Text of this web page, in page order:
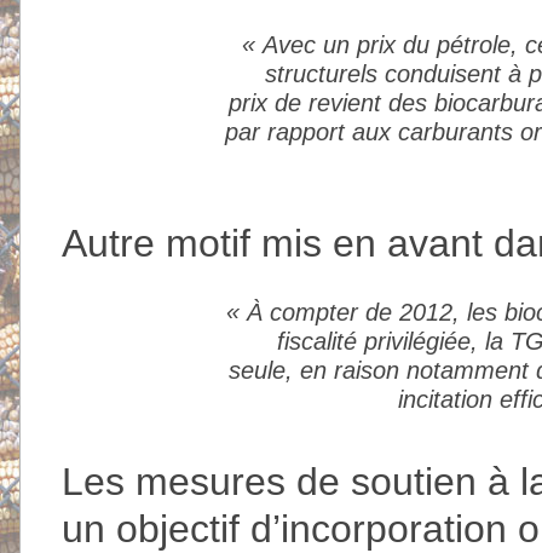
«Avec un prix du pétrole,
structurels conduisent à
prix de revient des
par rapport aux carburants
Autre motif mis en avant
«À compter de 2012, les
fiscalité privilégiée, la
seule, en raison notamment
incitation
Les mesures de soutien à
un objectif d’incorporation